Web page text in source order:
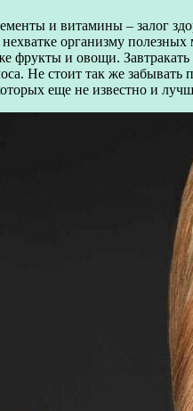
и витамины –
организму
фрукты и овощи.
Не стоит так же
еще не известно и